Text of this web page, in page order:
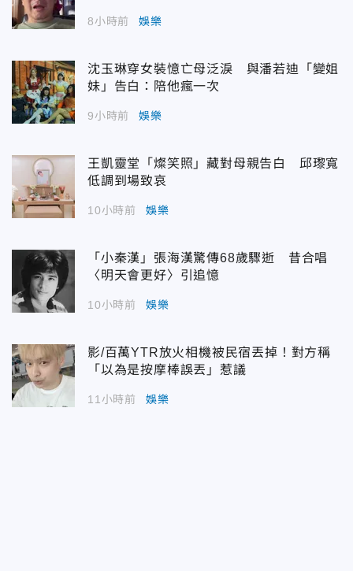
8小時前 娛樂
沈玉琳穿女裝憶亡母泛淚 與潘若迪「變姐
妹」告白：陪他瘋一次
9小時前 娛樂
王凱靈堂「燦笑照」藏對母親告白 邱瓈寬
低調到場致哀
10小時前 娛樂
「小秦漢」張海漢驚傳68歲驟逝 昔合唱
〈明天會更好〉引追憶
10小時前 娛樂
影/百萬YTR放火相機被民宿丟掉！對方稱
「以為是按摩棒誤丟」惹議
11小時前 娛樂